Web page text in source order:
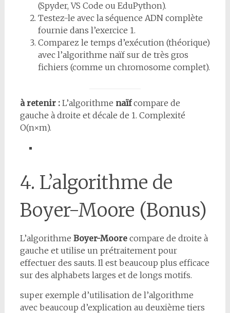
(Spyder, VS Code ou EduPython).
Testez-le avec la séquence ADN complète
fournie dans l’exercice 1.
Comparez le temps d’exécution (théorique)
avec l’algorithme naïf sur de très gros
fichiers (comme un chromosome complet).
à retenir :L’algorithme naïfcompare de
gauche à droite et décale de 1. Complexité
O(n×m).
4. L’algorithme de
Boyer-Moore (Bonus)
L’algorithme Boyer-Moorecompare de droite à
gauche et utilise un prétraitement pour
effectuer des sauts. Il est beaucoup plus efficace
sur des alphabets larges et de longs motifs.
super exemple d’utilisation de l’algorithme
avec beaucoup d’explication au deuxième tiers